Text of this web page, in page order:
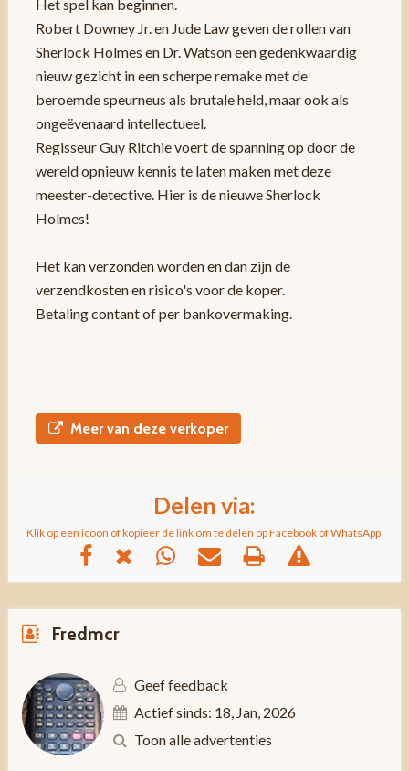
Het spel kan beginnen.
Robert Downey Jr. en Jude Law geven de rollen van
Sherlock Holmes en Dr. Watson een gedenkwaardig
nieuw gezicht in een scherpe remake met de
beroemde speurneus als brutale held, maar ook als
ongeëvenaard intellectueel.
Regisseur Guy Ritchie voert de spanning op door de
wereld opnieuw kennis te laten maken met deze
meester-detective. Hier is de nieuwe Sherlock
Holmes!
Het kan verzonden worden en dan zijn de
verzendkosten en risico's voor de koper.
Betaling contant of per bankovermaking.
Meer van deze verkoper
Delen via:
Klik op een icoon of kopieer de link om te delen op Facebook of WhatsApp
Fredmcr
Geef feedback
Actief sinds: 18, Jan, 2026
Toon alle advertenties